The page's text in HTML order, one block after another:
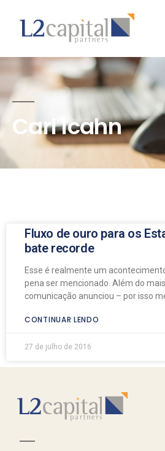
Carl Icahn
Fluxo de ouro para os
bate recorde
Esse é realmente um
pena ser mencionado. Além do
comunicação anunciou – por isso
CONTINUAR LENDO
27 de julho de 2016